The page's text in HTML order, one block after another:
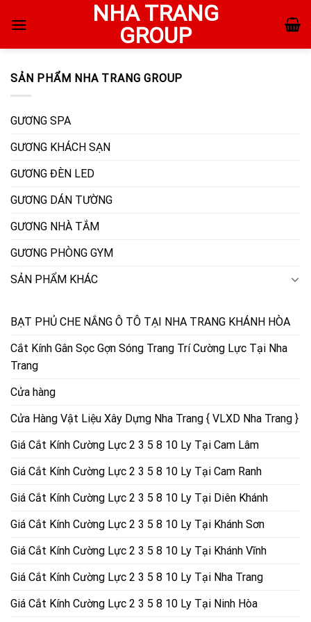
NHA TRANG
GROUP
SẢN PHẨM NHA TRANG GROUP
GƯƠNG SPA
GƯƠNG KHÁCH SẠN
GƯƠNG ĐÈN LED
GƯƠNG DÁN TƯỜNG
GƯƠNG NHÀ TẮM
GƯƠNG PHÒNG GYM
SẢN PHẨM KHÁC
BẠT PHỦ CHE NẮNG Ô TÔ TẠI NHA TRANG KHÁNH HÒA
Cắt Kính Gân Sọc Gợn Sóng Trang Trí Cường Lực Tại Nha
Trang
Cửa hàng
Cửa Hàng Vật Liệu Xây Dựng Nha Trang { VLXD Nha Trang }
Giá Cắt Kính Cường Lực 2 3 5 8 10 Ly Tại Cam Lâm
Giá Cắt Kính Cường Lực 2 3 5 8 10 Ly Tại Cam Ranh
Giá Cắt Kính Cường Lực 2 3 5 8 10 Ly Tại Diên Khánh
Giá Cắt Kính Cường Lực 2 3 5 8 10 Ly Tại Khánh Sơn
Giá Cắt Kính Cường Lực 2 3 5 8 10 Ly Tại Khánh Vĩnh
Giá Cắt Kính Cường Lực 2 3 5 8 10 Ly Tại Nha Trang
Giá Cắt Kính Cường Lực 2 3 5 8 10 Ly Tại Ninh Hòa